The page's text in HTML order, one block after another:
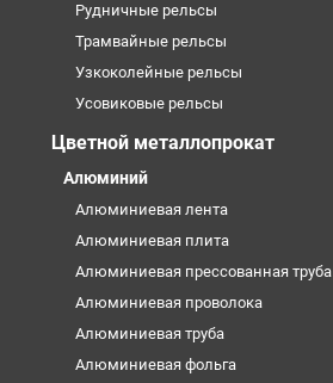
Рудничные рельсы
Трамвайные рельсы
Узкоколейные рельсы
Усовиковые рельсы
Цветной металлопрокат
Алюминий
Алюминиевая лента
Алюминиевая плита
Алюминиевая прессованная труба
Алюминиевая проволока
Алюминиевая труба
Алюминиевая фольга